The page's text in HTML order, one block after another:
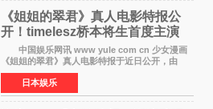
《姐姐的翠君》真人电影特报公
开！timelesz桥本将生首度主演
12月4日上映
中国娱乐网讯 www yule com cn 少女漫画
《姐姐的翠君》真人电影特报于近日公开，由
timelesz成员桥本将生担任主演，这也是他首次
担任电影主演，引发高度关注。 女高中生咲
苗翠（中岛瑠菜
日本娱乐